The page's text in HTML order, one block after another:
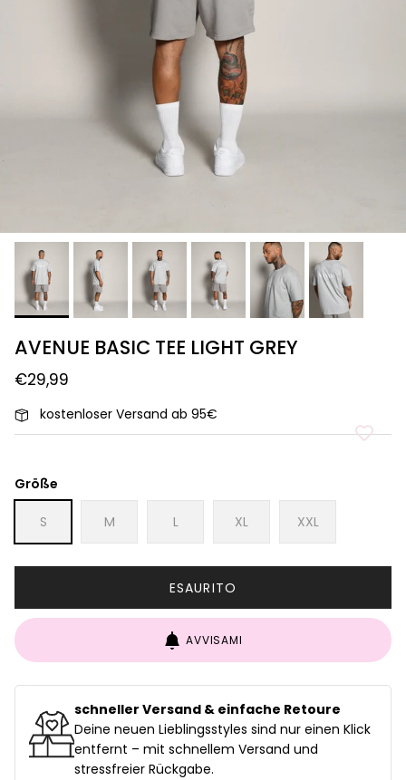
AVENUE BASIC TEE LIGHT GREY
€29,99
kostenloser Versand ab 95€
Größe
S M L XL XXL
ESAURITO
AVVISAMI
schneller Versand & einfache Retoure
Deine neuen Lieblingsstyles sind nur einen Klick
entfernt – mit schnellem Versand und
stressfreier Rückgabe.